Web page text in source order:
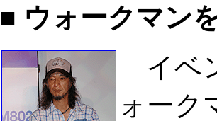
■ ウォークマン
イベ
ォーク